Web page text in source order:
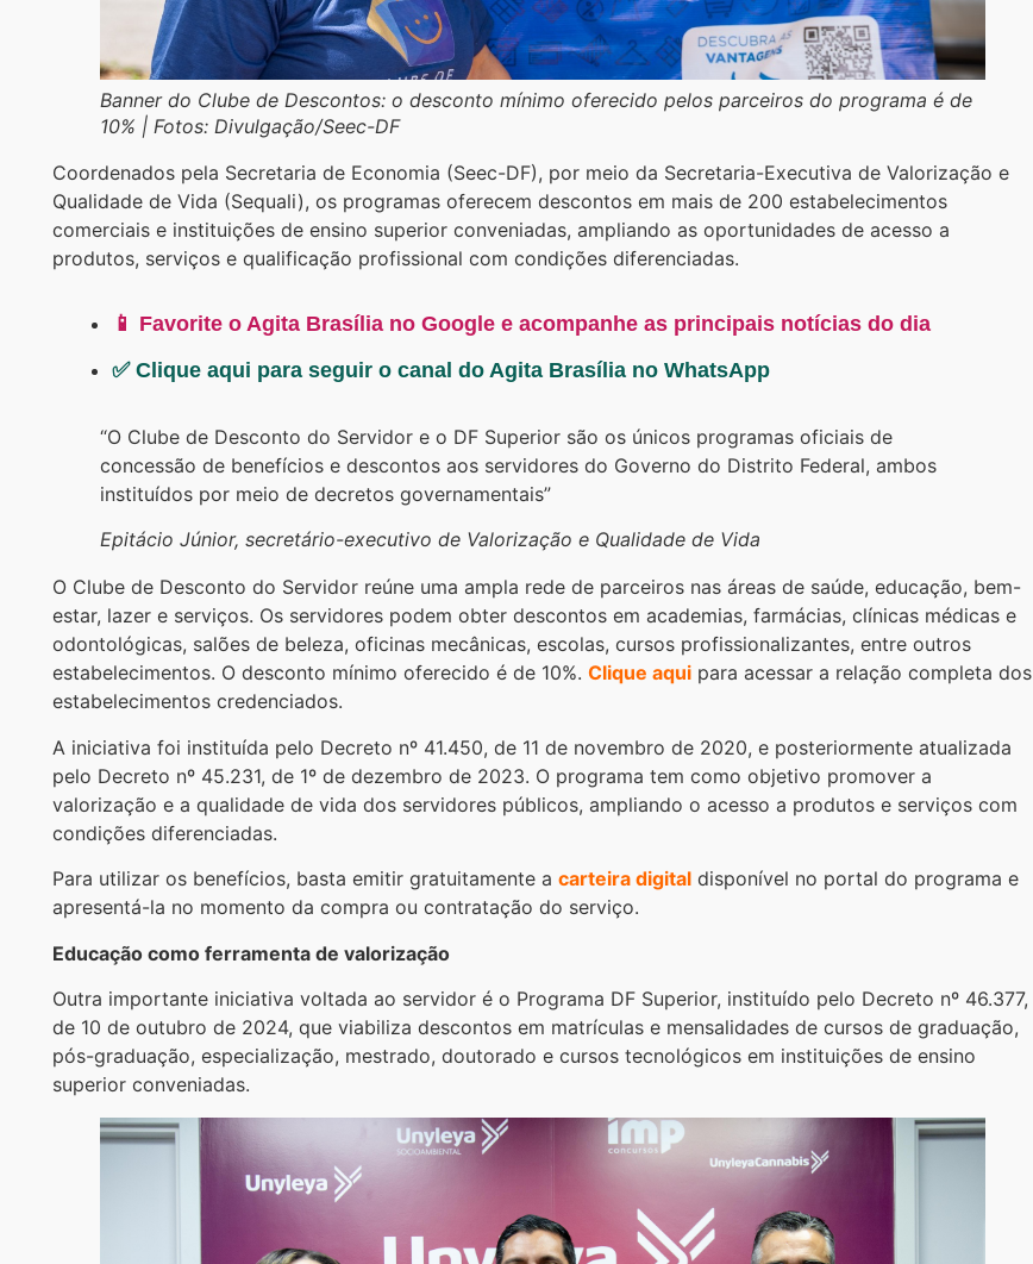
Banner do Clube de Descontos: o desconto mínimo oferecido pelos parceiros do programa é de
10% | Fotos: Divulgação/Seec-DF
Coordenados pela Secretaria de Economia (Seec-DF), por meio da Secretaria-Executiva de Valorização e
Qualidade de Vida (Sequali), os programas oferecem descontos em mais de 200 estabelecimentos
comerciais e instituições de ensino superior conveniadas, ampliando as oportunidades de acesso a
produtos, serviços e qualificação profissional com condições diferenciadas.
📱 Favorite o Agita Brasília no Google e acompanhe as principais notícias do dia
✅ Clique aqui para seguir o canal do Agita Brasília no WhatsApp
“O Clube de Desconto do Servidor e o DF Superior são os únicos programas oficiais de
concessão de benefícios e descontos aos servidores do Governo do Distrito Federal, ambos
instituídos por meio de decretos governamentais”
Epitácio Júnior, secretário-executivo de Valorização e Qualidade de Vida
O Clube de Desconto do Servidor reúne uma ampla rede de parceiros nas áreas de saúde, educação, bem-
estar, lazer e serviços. Os servidores podem obter descontos em academias, farmácias, clínicas médicas e
odontológicas, salões de beleza, oficinas mecânicas, escolas, cursos profissionalizantes, entre outros
estabelecimentos. O desconto mínimo oferecido é de 10%. Clique aqui para acessar a relação completa dos
estabelecimentos credenciados.
A iniciativa foi instituída pelo Decreto nº 41.450, de 11 de novembro de 2020, e posteriormente atualizada
pelo Decreto nº 45.231, de 1º de dezembro de 2023. O programa tem como objetivo promover a
valorização e a qualidade de vida dos servidores públicos, ampliando o acesso a produtos e serviços com
condições diferenciadas.
Para utilizar os benefícios, basta emitir gratuitamente a carteira digital disponível no portal do programa e
apresentá-la no momento da compra ou contratação do serviço.
Educação como ferramenta de valorização
Outra importante iniciativa voltada ao servidor é o Programa DF Superior, instituído pelo Decreto nº 46.377,
de 10 de outubro de 2024, que viabiliza descontos em matrículas e mensalidades de cursos de graduação,
pós-graduação, especialização, mestrado, doutorado e cursos tecnológicos em instituições de ensino
superior conveniadas.